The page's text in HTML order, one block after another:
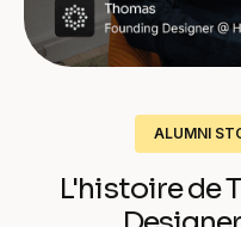
ALUMNI
L'histoire de